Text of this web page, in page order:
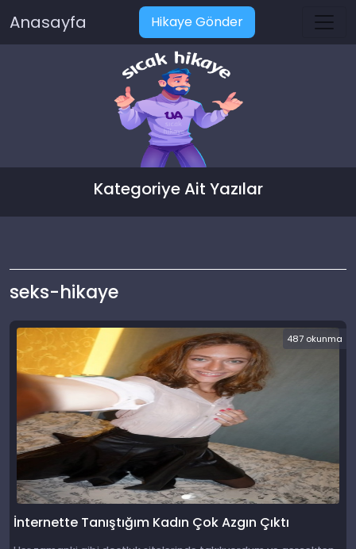
Anasayfa Hikaye Gönder
Kategoriye Ait Yazılar
seks-hikaye
487 okunma
İnternette Tanıştığım Kadın Çok Azgın Çıktı